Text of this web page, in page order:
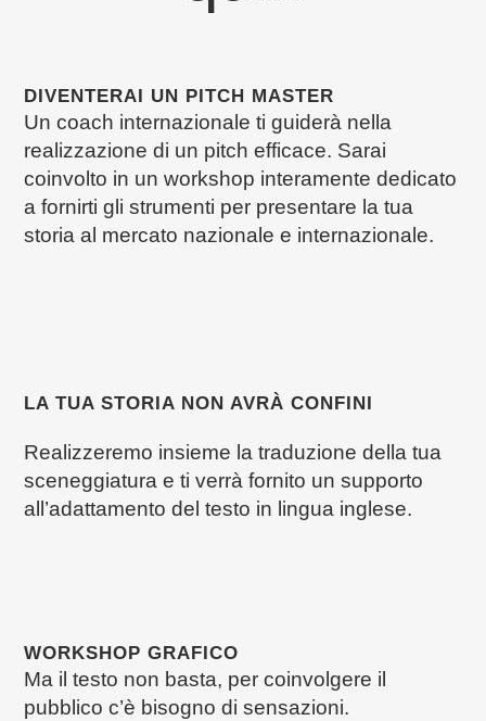
DIVENTERAI UN PITCH MASTER
Un coach internazionale ti guiderà nella
realizzazione di un pitch efficace. Sarai
coinvolto in un workshop interamente dedicato
a fornirti gli strumenti per presentare la tua
storia al mercato nazionale e internazionale.
LA TUA STORIA NON AVRÀ CONFINI
Realizzeremo insieme la traduzione della tua
sceneggiatura e ti verrà fornito un supporto
all’adattamento del testo in lingua inglese.
WORKSHOP GRAFICO
Ma il testo non basta, per coinvolgere il
pubblico c’è bisogno di sensazioni.